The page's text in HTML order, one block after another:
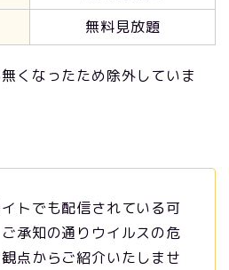
無料見放題
なったため除外していま
トでも配信されている可
承知の通りウイルスの危
点からご紹介いたしませ